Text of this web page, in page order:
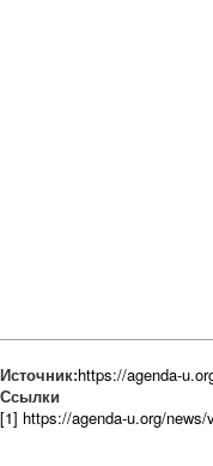
Источник:https://agenda-
Ссылки
[1] https://agenda-u.org/